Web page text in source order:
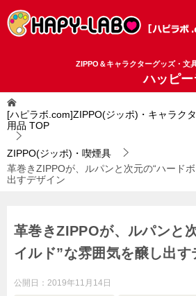
ZIPPO＆キャラクターグッズ・文
ハッピ
[ハピラボ.com]ZIPPO(ジッポ)・キャラク
用品 TOP
ZIPPO(ジッポ)・喫煙具
革巻きZIPPOが、ルパンと次元の“ハード
出すデザイン
革巻きZIPPOが、ルパンと
イルド”な雰囲気を醸し出す
公開日： 2019年11月14日